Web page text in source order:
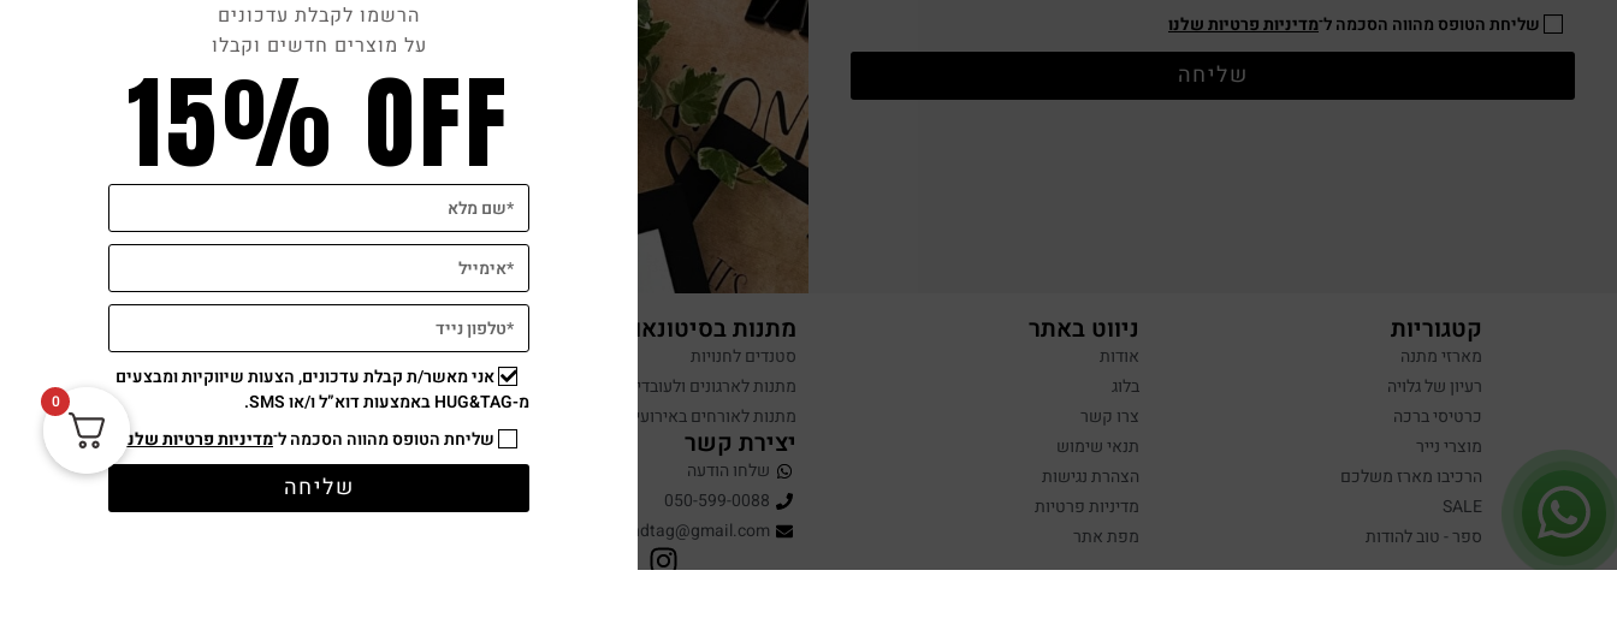
שליחת הטופס מהווה הסכמה ל־מדיניות פרטיות שלנו
שליחה
קטגוריות
מארזי מתנה
רעיון של גלויה
כרטיסי ברכה
מוצרי נייר
הרכיבו מארז משלכם
SALE
ספר - טוב להודות
ניווט באתר
אודות
בלוג
צרו קשר
תנאי שימוש
הצהרת נגישות
מדיניות פרטיות
מפת אתר
מתנות בסיטונאות
סטנדים לחנויות
מתנות לארגונים ולעובדים
מתנות לאורחים באירועים
יצירת קשר
שלחו הודעה
050-599-0088
hugandtag@gmail.com
0
הרשמו לקבלת עדכונים
על מוצרים חדשים וקבלו
15% OFF
אני מאשר/ת קבלת עדכונים, הצעות שיווקיות ומבצעים
מ-HUG&TAG באמצעות דוא”ל ו/או SMS.
שליחת הטופס מהווה הסכמה ל־מדיניות פרטיות שלנו
שליחה